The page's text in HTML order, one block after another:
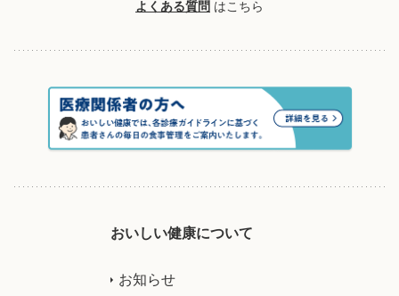
よくある質問 はこちら
おいしい健康について
お知らせ